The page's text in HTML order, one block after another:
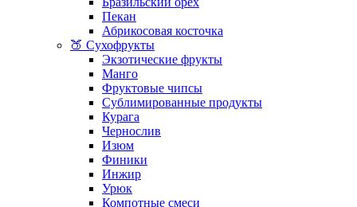
Пекан
Абрикосовая косточка
🍑 Сухофрукты
Экзотические фрукты
Манго
Фруктовые чипсы
Сублимированные продукты
Курага
Чернослив
Изюм
Финики
Инжир
Урюк
Компотные смеси